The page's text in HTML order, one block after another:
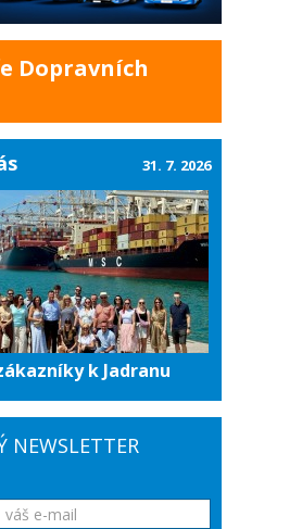
Dopravních
k Jadranu
31. 7. 2026
NEWSLETTER